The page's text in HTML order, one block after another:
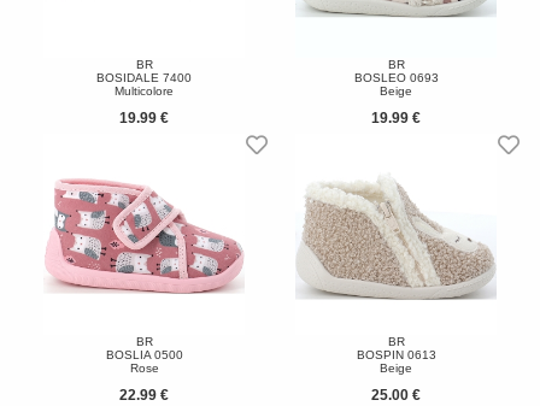
BR
BOSIDALE 7400
Multicolore
19.99 €
BR
BOSLEO 0693
Beige
19.99 €
BR
BOSLIA 0500
Rose
22.99 €
BR
BOSPIN 0613
Beige
25.00 €